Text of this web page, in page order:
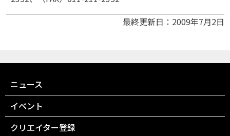
最終更新日：2009年7月2日
ニュース
イベント
クリエイター登録